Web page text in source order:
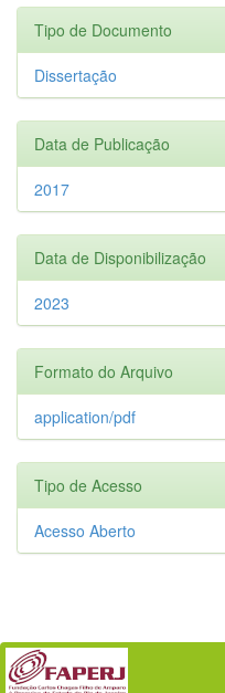
Tipo de Documento
Dissertação
Data de Publicação
2017
Data de Disponibilização
2023
Formato do Arquivo
application/pdf
Tipo de Acesso
Acesso Aberto